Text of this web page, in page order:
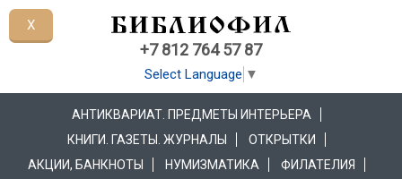
+7 812 764 57 87
Select Language ▼
АНТИКВАРИАТ. ПРЕДМЕТЫ ИНТЕРЬЕРА
КНИГИ. ГАЗЕТЫ. ЖУРНАЛЫ
ОТКРЫТКИ
АКЦИИ, БАНКНОТЫ
НУМИЗМАТИКА
ФИЛАТЕЛИЯ
X